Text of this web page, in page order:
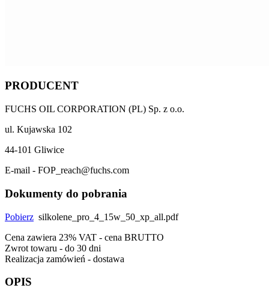
PRODUCENT
FUCHS OIL CORPORATION (PL) Sp. z o.o.
ul. Kujawska 102
44-101 Gliwice
E-mail - FOP_reach@fuchs.com
Dokumenty do pobrania
Pobierz silkolene_pro_4_15w_50_xp_all.pdf
Cena zawiera 23% VAT - cena BRUTTO
Zwrot towaru - do 30 dni
Realizacja zamówień - dostawa
OPIS